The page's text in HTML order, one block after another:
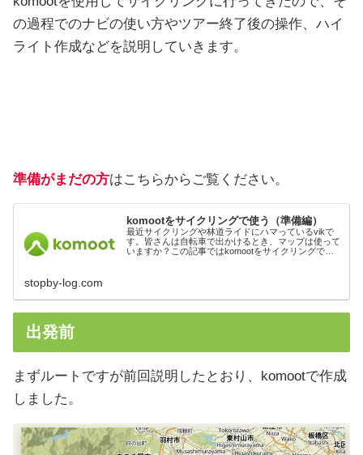
の過程でのナビの使い方やツアー終了後の操作、ハイ
ライト作成などを説明していきます。
準備がまだの方はこちらからご覧ください。
komootをサイクリングで使う（準備編）
最近サイクリングや林道ライドにハマっているvikで
す。皆さんは自転車で出かけるとき、マップは使って
いますか？この記事ではkomootをサイクリングで使
stopby-log.com
出発前
まずルートですが前回説明したとおり、komootで作成
しました。